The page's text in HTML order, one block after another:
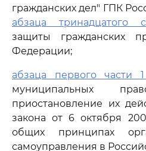
гражданских дел" ГПК
абзаца тринадцатого
защиты гражданских
Федерации;
абзаца первого части
муниципальных
приостановление их
закона от 6 октября
общих принципах
самоуправления в